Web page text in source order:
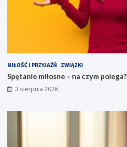
MIŁOŚĆ I PRZYJAŹŃ ZWIĄZKI
Spętanie miłosne – na czym polega?
3 sierpnia 2026